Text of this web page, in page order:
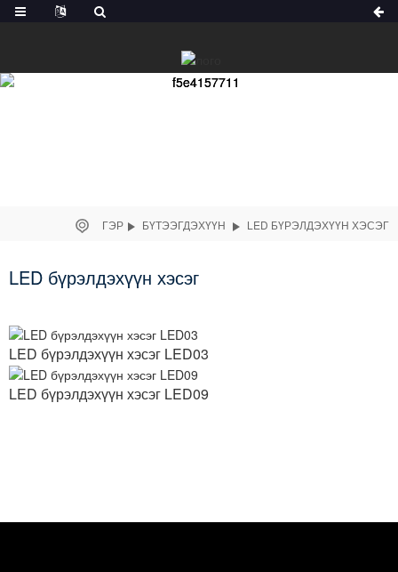
ГЭР БҮТЭЭГДЭХҮҮН LED БҮРЭЛДЭХҮҮН ХЭСЭГ
LED бүрэлдэхүүн хэсэг
LED бүрэлдэхүүн хэсэг LED03
LED бүрэлдэхүүн хэсэг LED09